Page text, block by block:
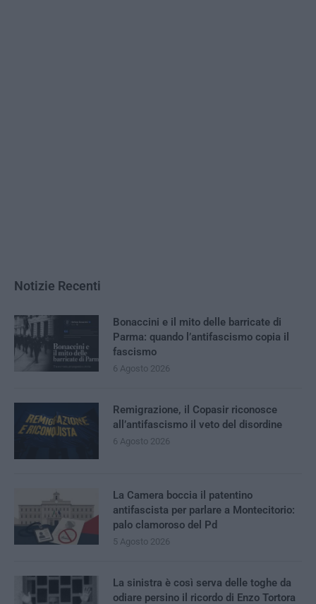
Notizie Recenti
Bonaccini e il mito delle barricate di
Parma: quando l’antifascismo copia il
fascismo
6 Agosto 2026
Remigrazione, il Copasir riconosce
all’antifascismo il veto del disordine
6 Agosto 2026
La Camera boccia il patentino
antifascista per parlare a Montecitorio:
palo clamoroso del Pd
5 Agosto 2026
La sinistra è così serva delle toghe da
odiare persino il ricordo di Enzo Tortora